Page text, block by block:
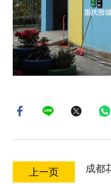
上一页 成都